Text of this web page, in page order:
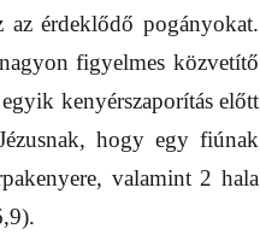
az érdeklődő pogányokat.
figyelmes közvetítő
kenyérszaporítás előtt
hogy egy fiúnak
valamint 2 hala